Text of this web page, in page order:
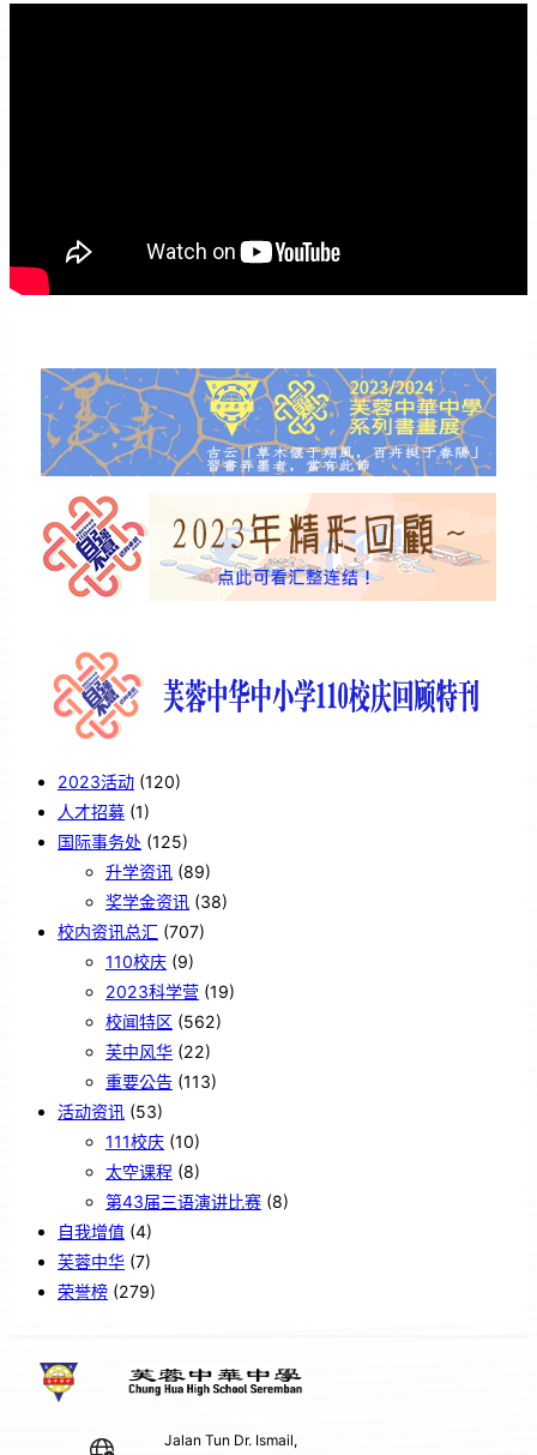
2023活动 (120)
人才招募 (1)
国际事务处 (125)
升学资讯 (89)
奖学金资讯 (38)
校内资讯总汇 (707)
110校庆 (9)
2023科学营 (19)
校闻特区 (562)
芙中风华 (22)
重要公告 (113)
活动资讯 (53)
111校庆 (10)
太空课程 (8)
第43届三语演讲比赛 (8)
自我增值 (4)
芙蓉中华 (7)
荣誉榜 (279)
Jalan Tun Dr. Ismail,